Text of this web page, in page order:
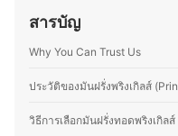
รอบเบเกอรี่สดใ
ทดลองวัตถุดิบใ
อาหาร เบเกอรี่
สามารถนำไปต่
ประวัติของ ธ
สารบัญ
Why You Can Trust Us
ประวัติของมันฝรั่งพริงเกิลส์
วิธีการเลือกมันฝรั่งทอดพริงเกิลส์